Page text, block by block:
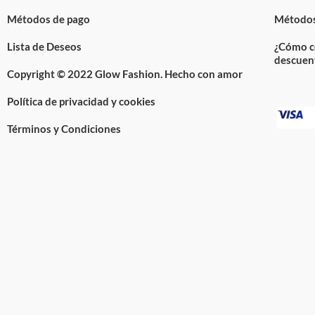
Métodos de pago
Lista de Deseos
Copyright © 2022 Glow Fashion. Hecho con amor
Política de privacidad y cookies
Términos y Condiciones
¿Cómo